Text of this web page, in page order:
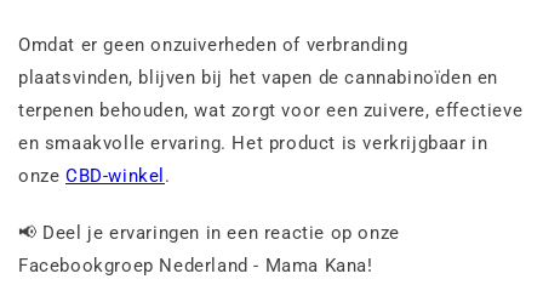
Omdat er geen onzuiverheden of verbranding
plaatsvinden, blijven bij het vapen de cannabinoïden en
terpenen behouden, wat zorgt voor een zuivere, effectieve
en smaakvolle ervaring. Het product is verkrijgbaar in
onze CBD-winkel .
📢 Deel je ervaringen in een reactie op onze
Facebookgroep Nederland - Mama Kana!